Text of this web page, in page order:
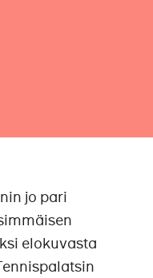
jo pari
elokuvasta